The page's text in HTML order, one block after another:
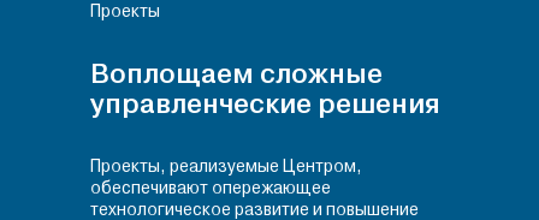
Воплощаем сложные
управленческие решения
Проекты
Проекты, реализуемые Центром,
обеспечивают опережающее
технологическое развитие и повышение